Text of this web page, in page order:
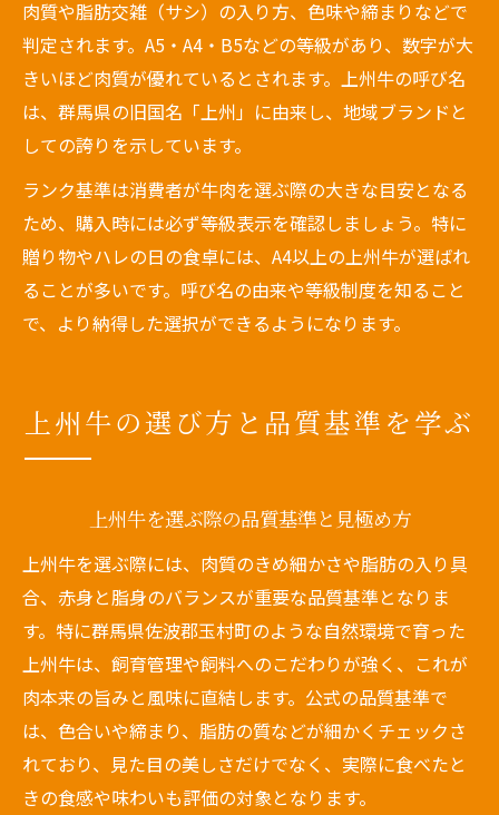
肉質や脂肪交雑（サシ）の入り方、色味や締まりなどで
判定されます。A5・A4・B5などの等級があり、数字が大
きいほど肉質が優れているとされます。上州牛の呼び名
は、群馬県の旧国名「上州」に由来し、地域ブランドと
しての誇りを示しています。
ランク基準は消費者が牛肉を選ぶ際の大きな目安となる
ため、購入時には必ず等級表示を確認しましょう。特に
贈り物やハレの日の食卓には、A4以上の上州牛が選ばれ
ることが多いです。呼び名の由来や等級制度を知ること
で、より納得した選択ができるようになります。
上州牛の選び方と品質基準を学ぶ
上州牛を選ぶ際の品質基準と見極め方
上州牛を選ぶ際には、肉質のきめ細かさや脂肪の入り具
合、赤身と脂身のバランスが重要な品質基準となりま
す。特に群馬県佐波郡玉村町のような自然環境で育った
上州牛は、飼育管理や飼料へのこだわりが強く、これが
肉本来の旨みと風味に直結します。公式の品質基準で
は、色合いや締まり、脂肪の質などが細かくチェックさ
れており、見た目の美しさだけでなく、実際に食べたと
きの食感や味わいも評価の対象となります。